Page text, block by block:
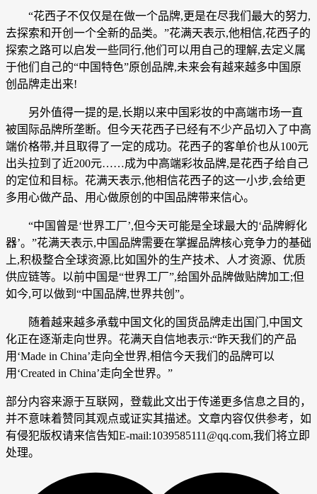
“花西子不仅仅是在做一个品牌,更是在尽我们最大的努力,
去探索和开创一个全新的品类。”花满天表示,他相信,花西子的
探索之路可以启发一些同行,他们可以用自己的理解,去定义属
于他们自己的“中国特色”原创品牌,未来会有越来越多中国原
创品牌走出来!
另外值得一提的是,长期以来中国彩妆的中高端市场一直
被国际品牌所垄断。但今天花西子已经有不少产品切入了中高
端价格带,并且取得了一定的成功。花西子的客单价也从100元
出头拉到了近200元……成为中高端彩妆品牌,是花西子给自己
的定位和目标。花满天表示,他相信花西子的这一小步,会给更
多用心做产品、用心做原创的中国品牌带来信心。
“中国曾是‘世界工厂’,但今天可能是全球最大的‘品牌孵化
器’。”花满天表示,中国品牌需要在掌握品牌核心竞争力的基础
上,积极整合全球资源,比如国外的生产技术、人才资源、优质
供应链等。以前中国是“世界工厂”,给国外品牌做贴牌加工;但
如今,可以做到“中国品牌,世界共创”。
随着越来越多承载中国文化的国货品牌走出国门,中国文
化正在逐渐走向世界。花满天自信地表示:“昨天我们的产品
用‘Made in China’走向全世界,相信今天我们的品牌可以
用‘Created in China’走向全世界。”
部分内容来源于互联网，登载此文出于传递更多信息之目的，
并不意味着赞同其观点或证实其描述。文章内容仅供参考，如
有侵犯版权请来信告知E-mail:1039585111@qq.com,我们将立即
处理。